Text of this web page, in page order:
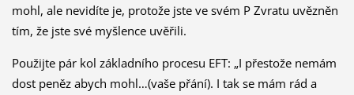
mohl, ale nevidíte je, protože jste ve svém P Zvratu uvězněn
tím, že jste své myšlence uvěřili.
Použijte pár kol základního procesu EFT: „I přestože nemám
dost peněz abych mohl…(vaše přání). I tak se mám rád a